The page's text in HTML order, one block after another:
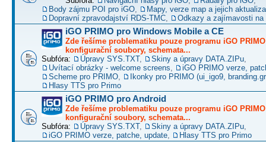
Body zájmu POI pro iGO
Mapy, verze map a jejich
Dopravní zpravodajství RDS-TMC
Odkazy a zajímavosti na
iGO PRIMO pro Windows Mobile a CE
Zde řešíme problematiku pouze programu iGO
konfigurační soubory, schemata...
Subfóra:
Úpravy SYS.TXT, Skiny a úpravy DATA.ZIPu
Uvítací obrázky - welcome screens
iGO PRIMO verze,
Scheme pro PRIMO
Ikonky pro PRIMO (ui_igo9,
Hlasy TTS pro Primo
iGO PRIMO pro Android
Zde řešíme problematiku pouze programu iGO
konfigurační soubory, schemata...
Subfóra:
Úpravy SYS.TXT, Skiny a úpravy DATA.ZIPu
iGO PRIMO verze, patche, update
Hlasy TTS pro Primo